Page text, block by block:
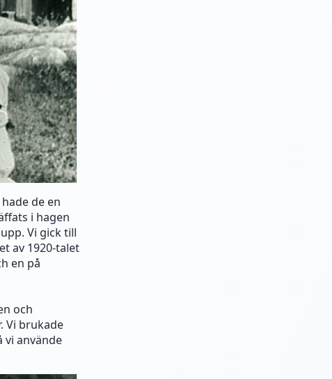
de en
i hagen
Vi gick till
av 1920-talet
en på
och
Vi brukade
vi använde